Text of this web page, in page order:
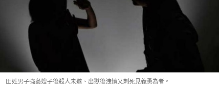
田姓男子強姦嫂子後殺人未遂、出獄後洩憤又刺死見義勇為者。